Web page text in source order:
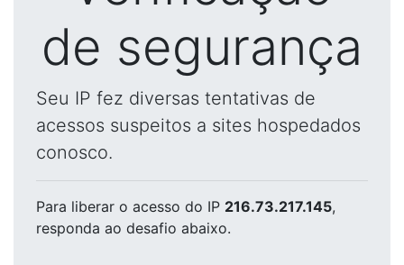
de segurança
Seu IP fez diversas tentativas de
acessos suspeitos a sites hospedados
conosco.
Para liberar o acesso do IP 216.73.217.145,
responda ao desafio abaixo.